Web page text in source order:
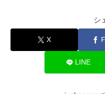
シ
X
LINE